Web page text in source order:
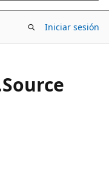
Iniciar sesión
Source